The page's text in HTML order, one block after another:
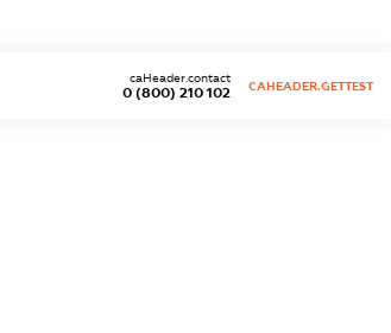
0 (800) 210 102
caHeader.contact
CAHEADER.GETTEST